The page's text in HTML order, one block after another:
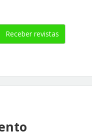
Receber revistas